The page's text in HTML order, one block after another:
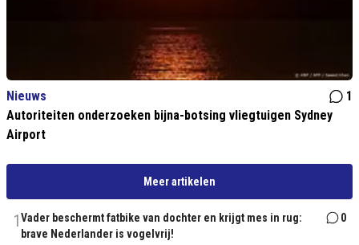
Nieuws
1
Autoriteiten onderzoeken bijna-botsing vliegtuigen Sydney
Airport
Meer artikelen
1Vader beschermt fatbike van dochter en krijgt mes in rug:
brave Nederlander is vogelvrij!
0